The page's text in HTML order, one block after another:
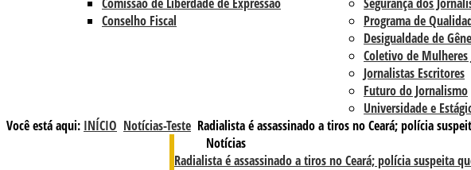
Conselho Fiscal
Programa de
Desigualdade de
Coletivo de Mulheres
Jornalistas Escritores
Futuro do Jornalismo
Universidade e
Você está aqui: INÍCIO Notícias-Teste Radialista é assassinado a tiros no Ceará; polícia
Notícias
Radialista é assassinado a tiros no Ceará; polícia suspeita